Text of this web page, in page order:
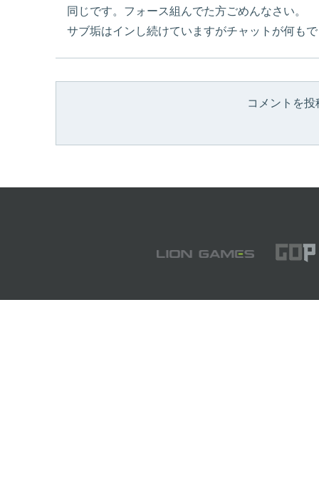
同じです。フォース組んでた方ごめんなさい。
サブ垢はインし続けていますがチャットが何も
コメントを